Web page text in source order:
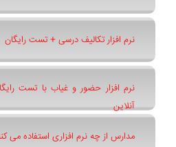
نرم افزار تکالیف درسی + تست رایگان
نرم افزار حضور و غیاب با تست
آنلاین
مدارس از چه نرم افزاری استفاده می